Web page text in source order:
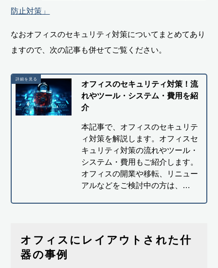
防止対策」
なおオフィスのセキュリティ対策についてまとめてあり
ますので、次の記事も併せてご覧ください。
オフィスのセキュリティ対策！流
れやツール・システム・費用を紹
介
本記事で、オフィスのセキュリテ
ィ対策を解説します。オフィスセ
キュリティ対策の流れやツール・
システム・費用もご紹介します。
オフィスの開業や移転、リニュー
アルなどをご検討中の方は、…
オフィスにレイアウトされた什
器の事例